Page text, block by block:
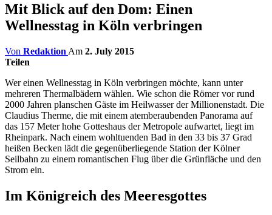
Mit Blick auf den Dom: Einen
Wellnesstag in Köln verbringen
Von Redaktion Am 2. July 2015
Teilen
Wer einen Wellnesstag in Köln verbringen möchte, kann unter
mehreren Thermalbädern wählen. Wie schon die Römer vor rund
2000 Jahren planschen Gäste im Heilwasser der Millionenstadt. Die
Claudius Therme, die mit einem atemberaubenden Panorama auf
das 157 Meter hohe Gotteshaus der Metropole aufwartet, liegt im
Rheinpark. Nach einem wohltuenden Bad in den 33 bis 37 Grad
heißen Becken lädt die gegenüberliegende Station der Kölner
Seilbahn zu einem romantischen Flug über die Grünfläche und den
Strom ein.
Im Königreich des Meeresgottes